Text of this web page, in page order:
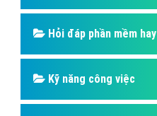
Hỏi đáp phần mềm hay
Kỹ năng công việc